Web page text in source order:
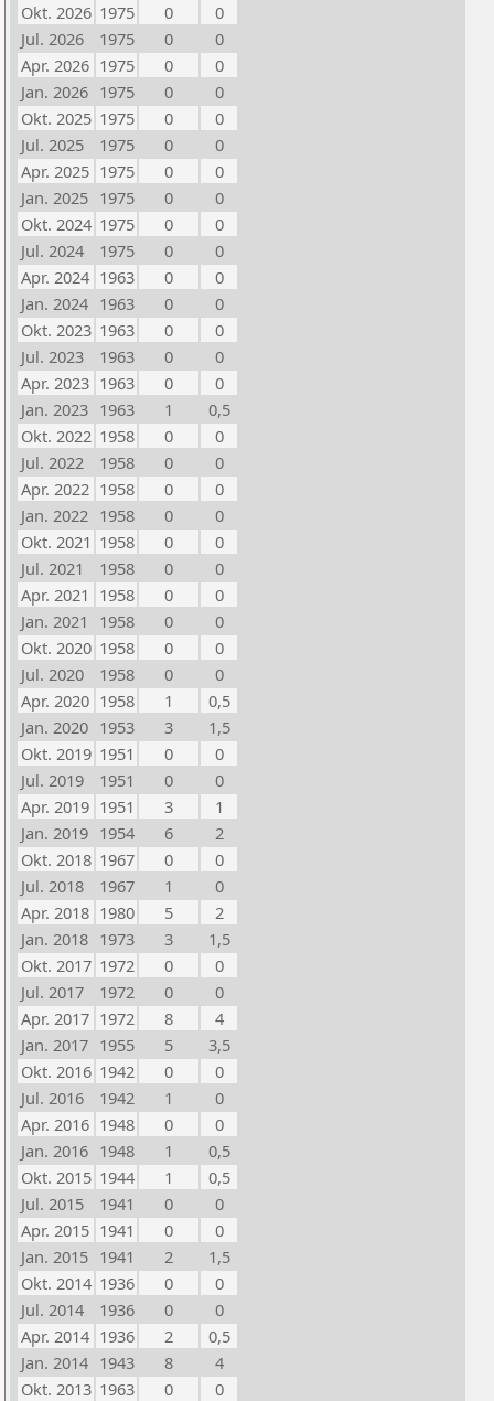
Okt. 2026 1975 0
0
Jul. 2026
1975 0
0
Apr. 2026 1975 0
0
Jan. 2026 1975 0
0
Okt. 2025 1975 0
0
Jul. 2025
1975 0
0
Apr. 2025 1975 0
0
Jan. 2025 1975 0
0
Okt. 2024 1975 0
0
Jul. 2024
1975 0
0
Apr. 2024 1963 0
0
Jan. 2024 1963 0
0
Okt. 2023 1963 0
0
Jul. 2023
1963 0
0
Apr. 2023 1963 0
0
Jan. 2023 1963 1
0,5
Okt. 2022 1958 0
0
Jul. 2022
1958 0
0
Apr. 2022 1958 0
0
Jan. 2022 1958 0
0
Okt. 2021 1958 0
0
Jul. 2021
1958 0
0
Apr. 2021 1958 0
0
Jan. 2021
1958 0
0
Okt. 2020 1958 0
0
Jul. 2020
1958 0
0
Apr. 2020 1958 1
0,5
Jan. 2020 1953 3
1,5
Okt. 2019 1951 0
0
Jul. 2019
1951 0
0
Apr. 2019 1951 3
1
Jan. 2019 1954 6
2
Okt. 2018 1967 0
0
Jul. 2018
1967 1
0
Apr. 2018 1980 5
2
Jan. 2018 1973 3
1,5
Okt. 2017 1972 0
0
Jul. 2017
1972 0
0
Apr. 2017 1972 8
4
Jan. 2017 1955 5
3,5
Okt. 2016 1942 0
0
Jul. 2016
1942 1
0
Apr. 2016 1948 0
0
Jan. 2016 1948 1
0,5
Okt. 2015 1944 1
0,5
Jul. 2015
1941 0
0
Apr. 2015 1941 0
0
Jan. 2015 1941 2
1,5
Okt. 2014 1936 0
0
Jul. 2014
1936 0
0
Apr. 2014 1936 2
0,5
Jan. 2014 1943 8
4
Okt. 2013 1963 0
0